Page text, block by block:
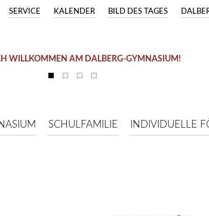
BILD DES TAGES
KALENDER
SERVICE
WILLKOMMEN AM DALBERG-GYMNASIUM!
SCHULFAMILIE INDIVIDUELLE